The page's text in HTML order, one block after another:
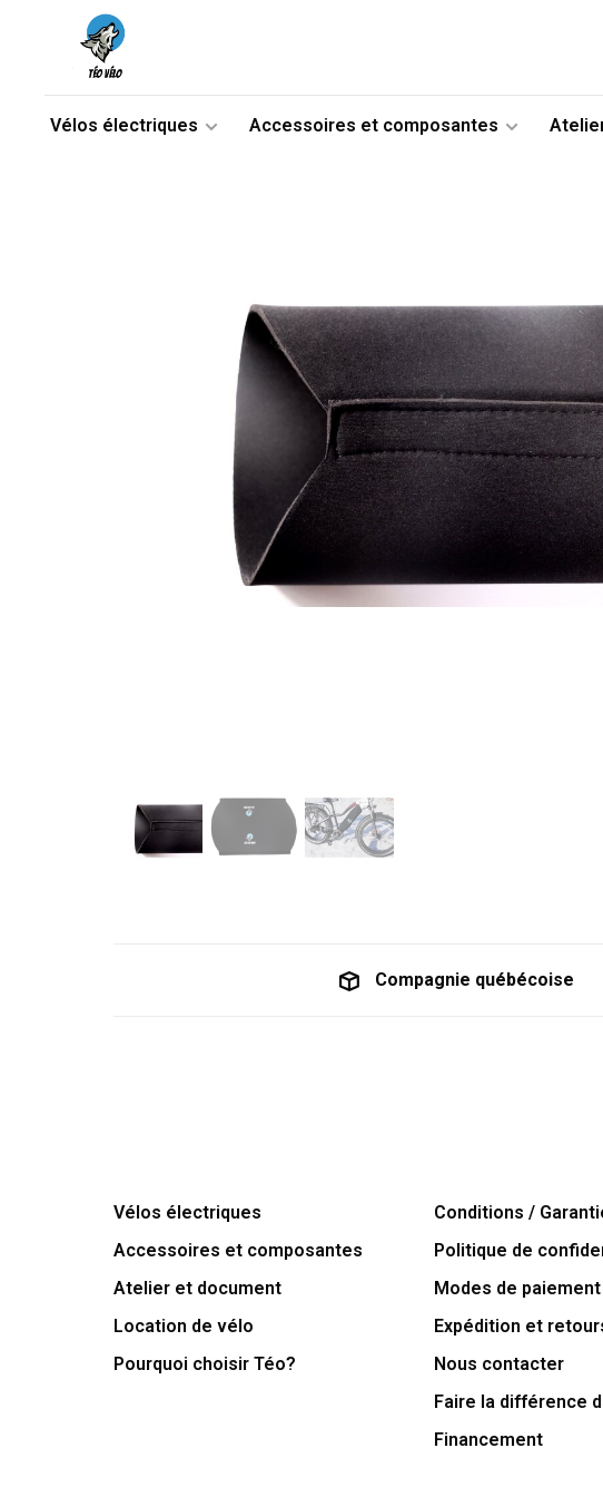
Vélos électriques Accessoires et composantes
Compagnie québécoise
Vélos électriques
Accessoires et composantes
Atelier et document
Location de vélo
Pourquoi choisir Téo?
Conditions /
Politique de
Modes de paiement
Expédition et
Nous contacter
Faire la différence
Financement